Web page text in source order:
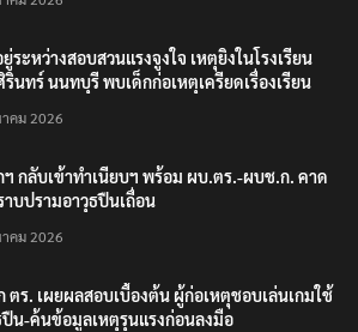
ระหว่างสอบสวนแรงจูงใจ เหตุยิงในโรงเรียน
รินทร์ นนทบุรี พบเด็กก่อเหตุเครียดเรื่องเรียน
คม 2026
ฯ กลับเข้าทำเนียบฯ พร้อม ผบ.ตร.-ผบช.ก. คาด
าบปรามอาวุธปืนเถื่อน
คม 2026
ตร. เผยผลสอบเบื้องต้น ผู้ก่อเหตุชอบเล่นเกมใช้
ปืน-ค้นข้อมูลเหตุรุนแรงก่อนลงมือ